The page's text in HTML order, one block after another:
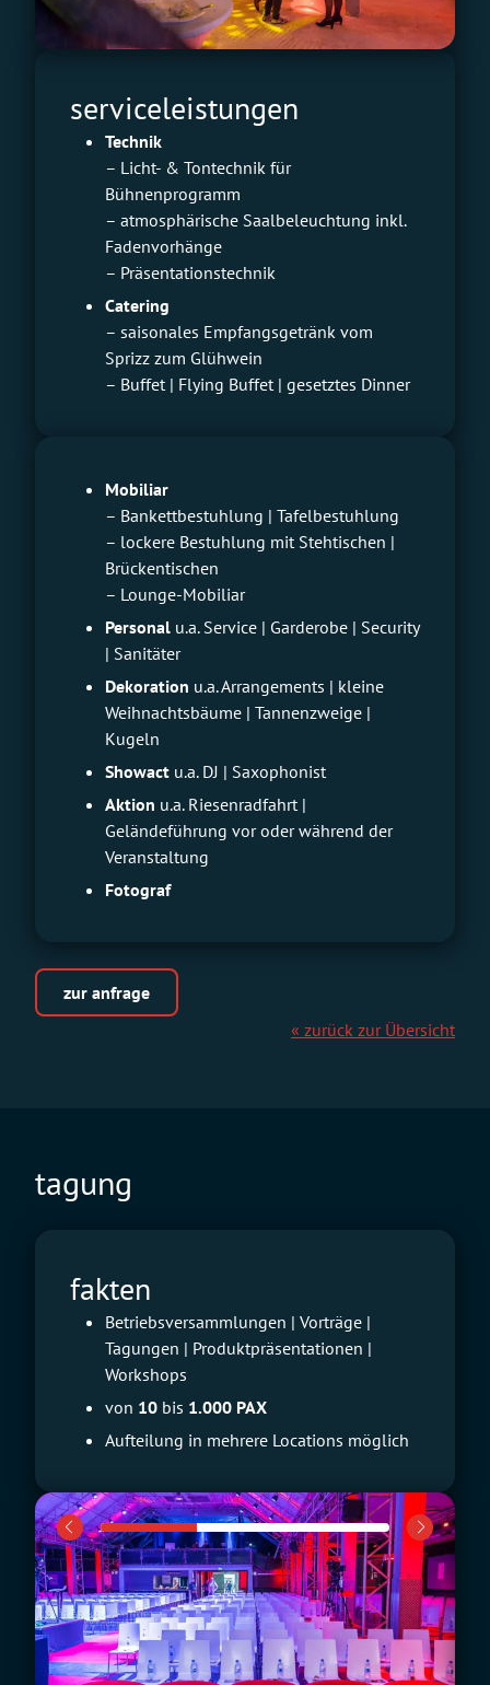
serviceleistungen
Technik
– Licht- & Tontechnik für
Bühnenprogramm
– atmosphärische Saalbeleuchtung inkl.
Fadenvorhänge
– Präsentationstechnik
Catering
– saisonales Empfangsgetränk vom
Sprizz zum Glühwein
– Buffet | Flying Buffet | gesetztes Dinner
Mobiliar
– Bankettbestuhlung | Tafelbestuhlung
– lockere Bestuhlung mit Stehtischen |
Brückentischen
– Lounge-Mobiliar
Personal u.a. Service | Garderobe | Security
| Sanitäter
Dekoration u.a. Arrangements | kleine
Weihnachtsbäume | Tannenzweige |
Kugeln
Showact u.a. DJ | Saxophonist
Aktion u.a. Riesenradfahrt |
Geländeführung vor oder während der
Veranstaltung
Fotograf
zur anfrage
« zurück zur Übersicht
tagung
fakten
Betriebsversammlungen | Vorträge |
Tagungen | Produktpräsentationen |
Workshops
von 10 bis 1.000 PAX
Aufteilung in mehrere Locations möglich